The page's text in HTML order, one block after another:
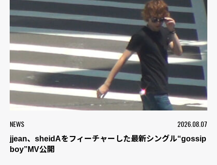
NEWS 2026.08.07
jjean、sheidAをフィーチャーした最新シングル“gossip
boy”MV公開